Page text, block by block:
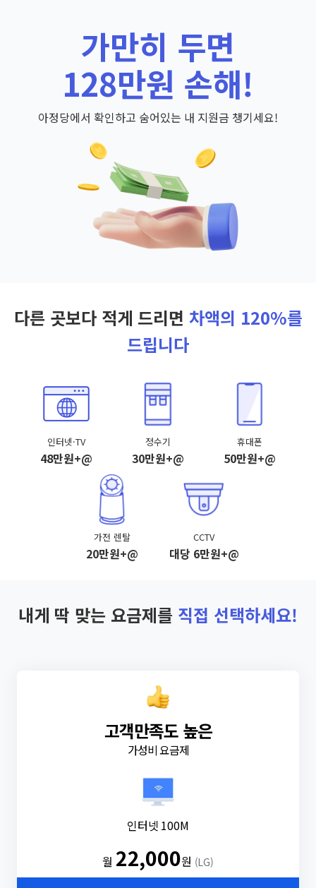
가만히 두면
128만원 손해!
아정당에서 확인하고 숨어있는 내 지원금 챙기세요!
다른 곳보다 적게 드리면 차액의 120%를
드립니다
인터넷·TV
48만원+@
정수기
30만원+@
휴대폰
50만원+@
가전 렌탈
20만원+@
CCTV
대당 6만원+@
내게 딱 맞는 요금제를 직접 선택하세요!
고객만족도 높은
가성비 요금제
인터넷 100M
월 22,000원 (LG)